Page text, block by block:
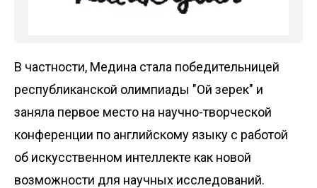
В частности, Медина стала победительницей
республиканской олимпиады "Ой зерек" и
заняла первое место на научно-творческой
конференции по английскому языку с работой
об искусственном интеллекте как новой
возможности для научных исследований.